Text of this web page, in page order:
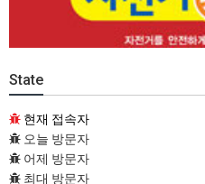
State
현재 접속자
오늘 방문자
어제 방문자
최대 방문자